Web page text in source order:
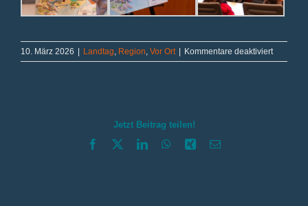
10. März 2026 Landtag, Region, Vor Ort Kommentare deaktiviertfür
Jetzt Beitrag teilen!
Facebook LinkedInWhatsApp
Xing E-